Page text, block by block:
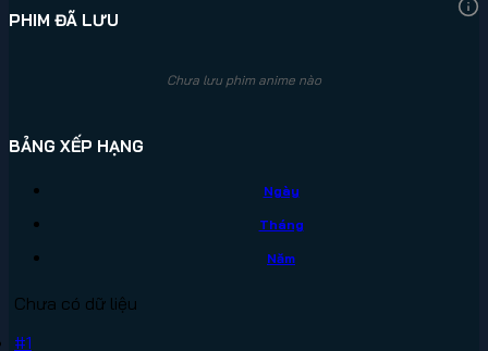
PHIM ĐÃ LƯU
Chưa lưu phim anime nào
BẢNG XẾP HẠNG
Ngày
Tháng
Năm
Chưa có dữ liệu
#1